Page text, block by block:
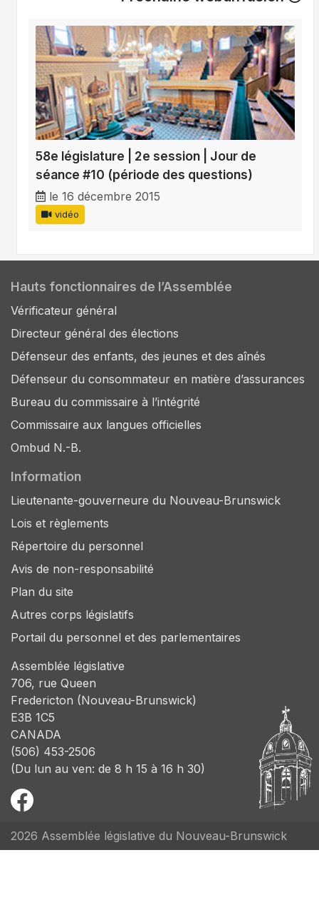
58e législature | 2e session | Jour de
séance #10 (période des questions)
le 16 décembre 2015
vidéo
Hauts fonctionnaires de l’Assemblée
Vérificateur général
Directeur général des élections
Défenseur des enfants, des jeunes et des aînés
Défenseur du consommateur en matière d’assurances
Bureau du commissaire à l’intégrité
Commissaire aux langues officielles
Ombud N.-B.
Information
Lieutenante-gouverneure du Nouveau-Brunswick
Lois et règlements
Répertoire du personnel
Avis de non-responsabilité
Plan du site
Autres corps législatifs
Portail du personnel et des parlementaires
Assemblée législative
706, rue Queen
Fredericton (Nouveau-Brunswick)
E3B 1C5
CANADA
(506) 453-2506
(Du lun au ven: de 8 h 15 à 16 h 30)
2026 Assemblée législative du Nouveau-Brunswick